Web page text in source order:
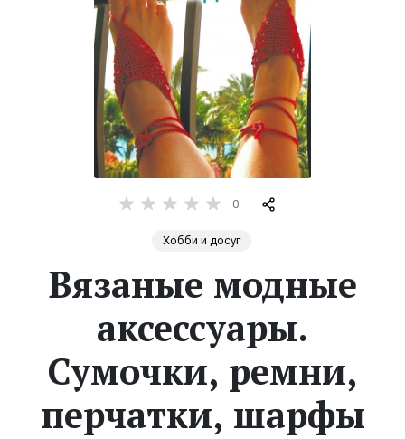
обсуждаемые
0
Хобби и досуг
Вязаные модные
аксессуары.
Сумочки, ремни,
перчатки, шарфы